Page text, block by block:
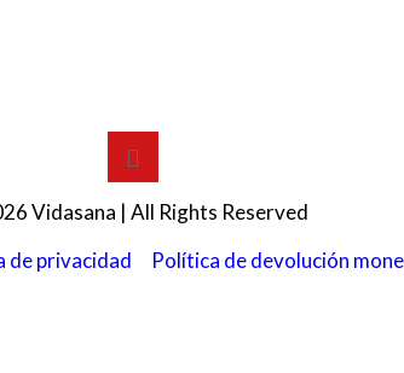
Vidasana | All Rights Reserved
de privacidad Política de devolución